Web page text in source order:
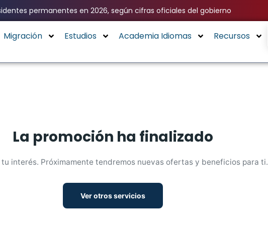
permanentes en 2026, según cifras oficiales del gobierno
Migración Estudios Academia Idiomas Recursos
La promoción ha finalizado
tu interés. Próximamente tendremos nuevas ofertas y beneficios para ti.
Ver otros servicios